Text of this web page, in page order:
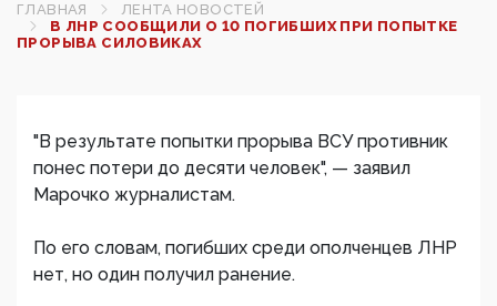
ГЛАВНАЯ
ЛЕНТА НОВОСТЕЙ
В ЛНР СООБЩИЛИ О 10 ПОГИБШИХ ПРИ ПОПЫТКЕ
ПРОРЫВА СИЛОВИКАХ‍
"В результате попытки прорыва ВСУ противник
понес потери до десяти человек", — заявил
Марочко журналистам.
По его словам, погибших среди ополченцев ЛНР
нет, но один получил ранение.